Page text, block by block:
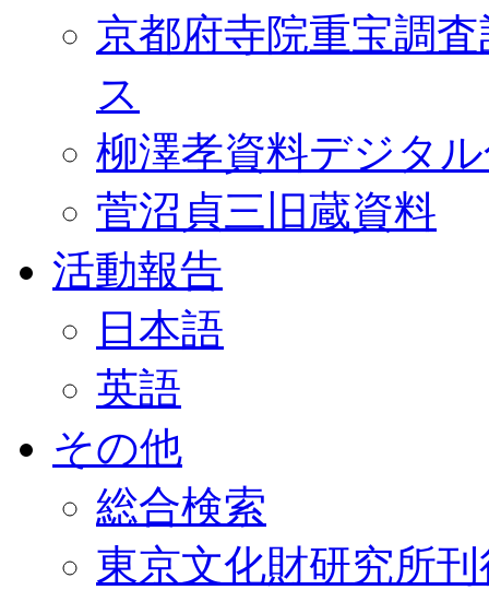
京都府寺院重宝調
ス
柳澤孝資料デジタ
菅沼貞三旧蔵資料
活動報告
日本語
英語
その他
総合検索
東京文化財研究所